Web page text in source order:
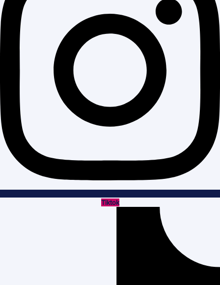
Tiktok